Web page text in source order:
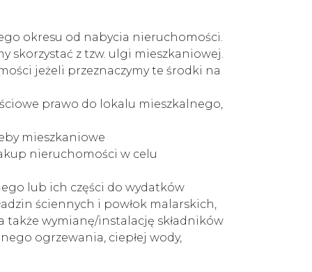
okresu od nabycia nieruchomości.
skorzystać z tzw. ulgi mieszkaniowej.
jeżeli przeznaczymy te środki na
prawo do lokalu mieszkalnego,
mieszkaniowe
nieruchomości w celu
lub ich części do wydatków
ściennych i powłok malarskich,
także wymianę/instalację składników
ogrzewania, ciepłej wody,